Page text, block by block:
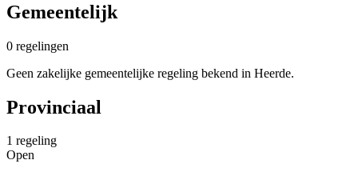
Gemeentelijk
0 regelingen
Geen zakelijke gemeentelijke regeling bekend in Heerde.
Provinciaal
1 regeling
Open